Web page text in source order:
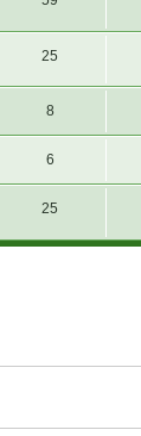
25
8
6
25